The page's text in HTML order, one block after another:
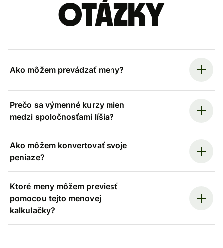
otázky
Ako môžem prevádzať meny?
Prečo sa výmenné kurzy mien
medzi spoločnosťami líšia?
Ako môžem konvertovať svoje
peniaze?
Ktoré meny môžem previesť
pomocou tejto menovej
kalkulačky?